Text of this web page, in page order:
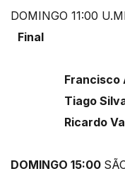
DOMINGO 11:00
Final
Francisco
Tiago
Ricardo
DOMINGO 15:00